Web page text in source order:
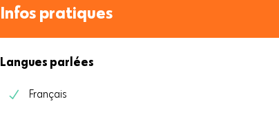
Infos pratiques
Langues parlées
Français